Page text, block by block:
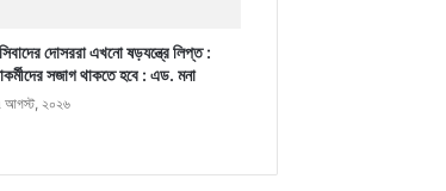
দোসররা এখনো ষড়যন্ত্রে লিপ্ত :
সজাগ থাকতে হবে : এড. মনা
আগস্ট, ২০২৬